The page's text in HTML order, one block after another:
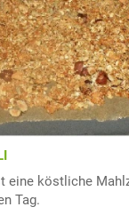
eine köstliche
Tag.